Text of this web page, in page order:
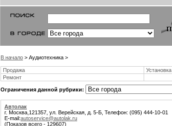
В начало > Аудиотехника >
Продажа
Установка
Ремонт
Ограничения данной рубрики:
Автолак
г. Москва,121357, ул. Верейская, д. 5-Б, Телефон: (095) 444-10-01
E-mail:autoservice@autolak.ru
(Показов всего - 129607)